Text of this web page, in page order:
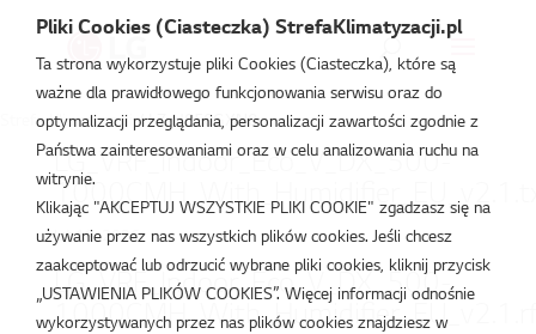
Strefa Klimatyzacji /LZ-H050GXN0
LG_VRF_Indoor_Eco_V_DX_500-
lut 19, 2026
LG_VRF_Indoor_Eco_V_DX_500-
Pliki Cookies (Ciasteczka) StrefaKlimatyzacji.pl
Ta strona wykorzystuje pliki Cookies (Ciasteczka), które są
ważne dla prawidłowego funkcjonowania serwisu oraz do
optymalizacji przeglądania, personalizacji zawartości zgodnie z
Państwa zainteresowaniami oraz w celu analizowania ruchu na
witrynie.
Klikając "AKCEPTUJ WSZYSTKIE PLIKI COOKIE" zgadzasz się na
używanie przez nas wszystkich plików cookies. Jeśli chcesz
zaakceptować lub odrzucić wybrane pliki cookies, kliknij przycisk
„USTAWIENIA PLIKÓW COOKIES”. Więcej informacji odnośnie
wykorzystywanych przez nas plików cookies znajdziesz w